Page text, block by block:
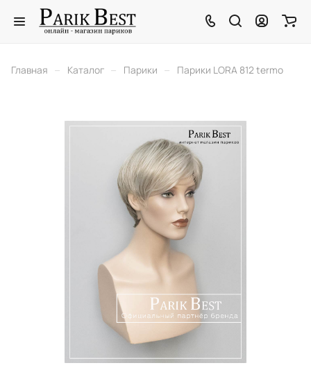
Главная – Каталог – Парики – Парики LORA 812 termo